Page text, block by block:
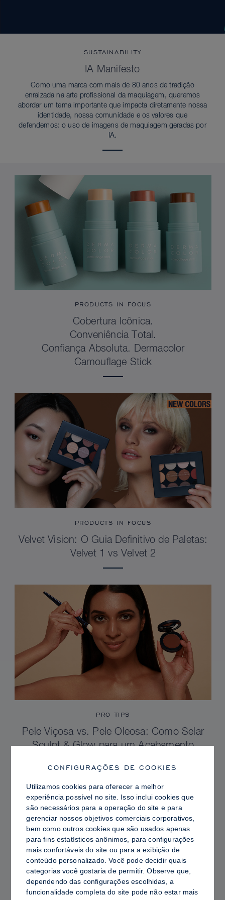
SUSTAINABILITY
IA Manifesto
Como uma marca com mais de 80 anos de tradição
enraizada na arte profissional da maquiagem, queremos
abordar um tema importante que impacta diretamente nossa
identidade, nossa comunidade e os valores que
defendemos: o uso de imagens de maquiagem geradas por
IA.
PRODUCTS IN FOCUS
Cobertura Icônica.
Conveniência Total.
Confiança Absoluta. Dermacolor
Camouflage Stick
PRODUCTS IN FOCUS
Velvet Vision: O Guia Definitivo de Paletas:
Velvet 1 vs Velvet 2
PRO TIPS
Pele Viçosa vs. Pele Oleosa: Como Selar
Sculpt & Glow para um Acabamento
CONFIGURAÇÕES DE COOKIES
Utilizamos cookies para oferecer a melhor
experiência possível no site. Isso inclui cookies que
são necessários para a operação do site e para
gerenciar nossos objetivos comerciais corporativos,
bem como outros cookies que são usados ​​apenas
para fins estatísticos anônimos, para configurações
mais confortáveis ​​do site ou para a exibição de
conteúdo personalizado. Você pode decidir quais
categorias você gostaria de permitir. Observe que,
dependendo das configurações escolhidas, a
funcionalidade completa do site pode não estar mais